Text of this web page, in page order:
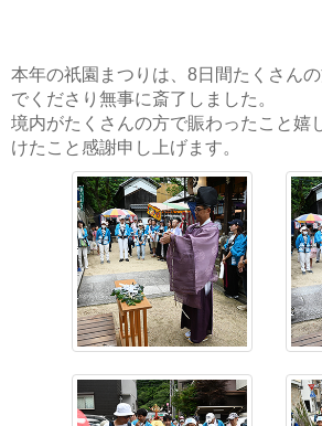
本年の祇園まつりは、8日間たくさん
でくださり無事に斎了しました。
境内がたくさんの方で賑わったこと嬉
けたこと感謝申し上げます。